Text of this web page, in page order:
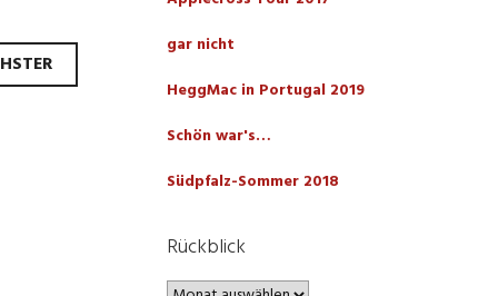
gar nicht
HeggMac in Portugal 2019
Schön war's…
Südpfalz-Sommer 2018
Rückblick